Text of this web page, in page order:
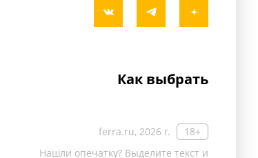
Как выбрать
ferra.ru, 2026 г.
18+
Нашли опечатку? Выделите текст и